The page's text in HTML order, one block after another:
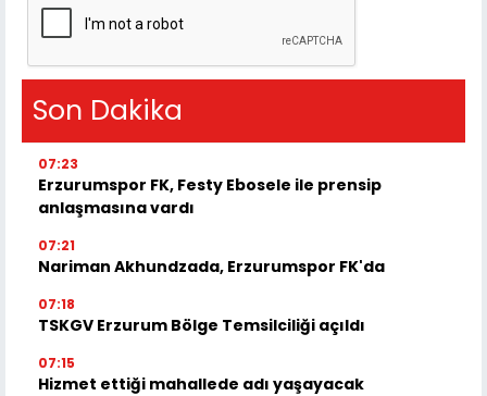
Son Dakika
07:23
Erzurumspor FK, Festy Ebosele ile prensip
anlaşmasına vardı
07:21
Nariman Akhundzada, Erzurumspor FK'da
07:18
TSKGV Erzurum Bölge Temsilciliği açıldı
07:15
Hizmet ettiği mahallede adı yaşayacak